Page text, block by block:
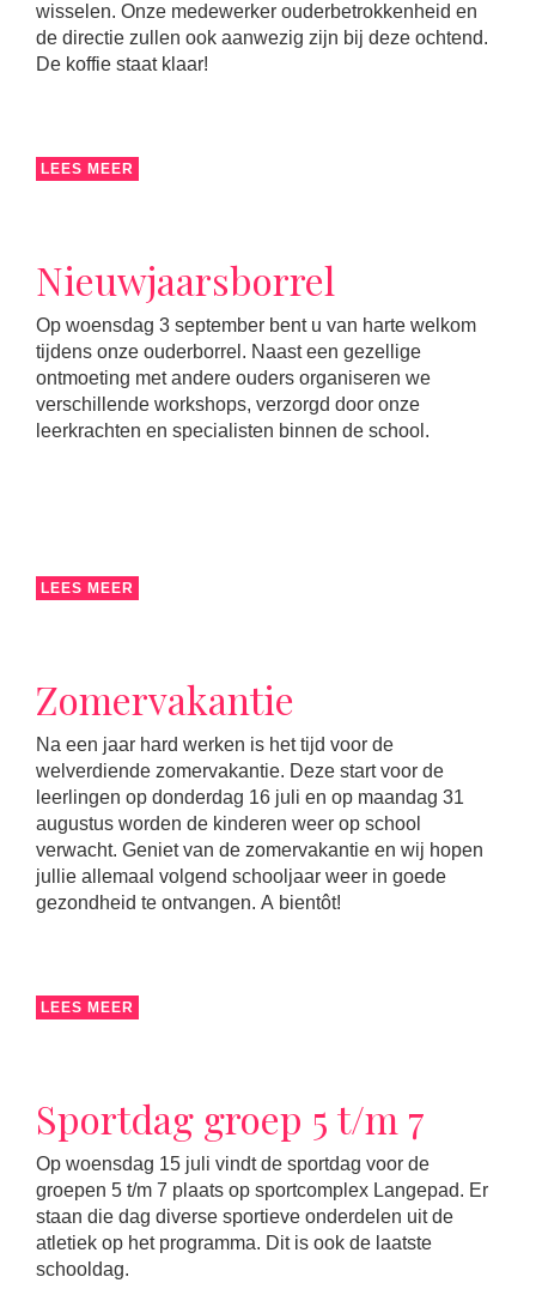
wisselen. Onze medewerker ouderbetrokkenheid en
de directie zullen ook aanwezig zijn bij deze ochtend.
De koffie staat klaar!
LEES MEER
Nieuwjaarsborrel
Op woensdag 3 september bent u van harte welkom
tijdens onze ouderborrel. Naast een gezellige
ontmoeting met andere ouders organiseren we
verschillende workshops, verzorgd door onze
leerkrachten en specialisten binnen de school.
LEES MEER
Zomervakantie
Na een jaar hard werken is het tijd voor de
welverdiende zomervakantie. Deze start voor de
leerlingen op donderdag 16 juli en op maandag 31
augustus worden de kinderen weer op school
verwacht. Geniet van de zomervakantie en wij hopen
jullie allemaal volgend schooljaar weer in goede
gezondheid te ontvangen. A bientôt!
LEES MEER
Sportdag groep 5 t/m 7
Op woensdag 15 juli vindt de sportdag voor de
groepen 5 t/m 7 plaats op sportcomplex Langepad. Er
staan die dag diverse sportieve onderdelen uit de
atletiek op het programma. Dit is ook de laatste
schooldag.